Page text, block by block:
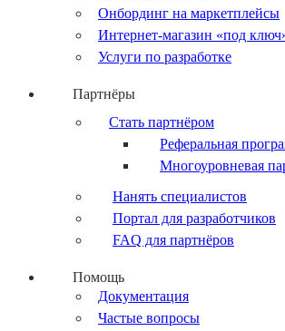
Онбординг на маркетплейсы
Интернет-магазин «под
Услуги по разработке
Партнёры
Стать партнёром
Реферальная
Многоуровневая
Нанять специалистов
Портал для разработчиков
FAQ для партнёров
Помощь
Документация
Частые вопросы